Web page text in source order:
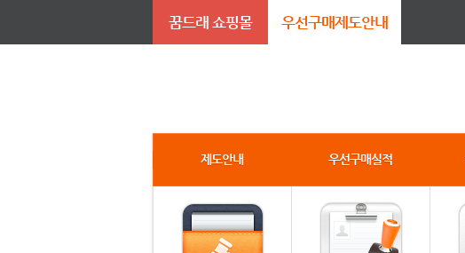
꿈드래 쇼핑몰 우선구매제도안내
제도안내 우선구매실적